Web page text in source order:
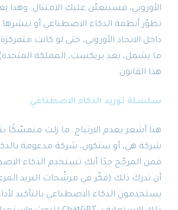
الأوروبي، فسيتعيّن عليك الامتثال. وهذا
تطوّر أنظمة الذكاء الاصطناعي أو
داخل الاتحاد الأوروبي، حتى لو كانت
ما يشمل، بعد بريكست، المملكة
هذا القانون.
سلسلة توريد الذكاء الاصطناعي
هنا أشعر بعدم الارتياح. ما زلت متمسّكًا
شركة هي، أو ستكون، شركة مدعومة
فمن المرجّح جدًا أنك تستخدم الذكاء
أن تدرك ذلك (فكّر في مرشّحات البريد
يستخدمون الذكاء الاصطناعي بالتأكيد